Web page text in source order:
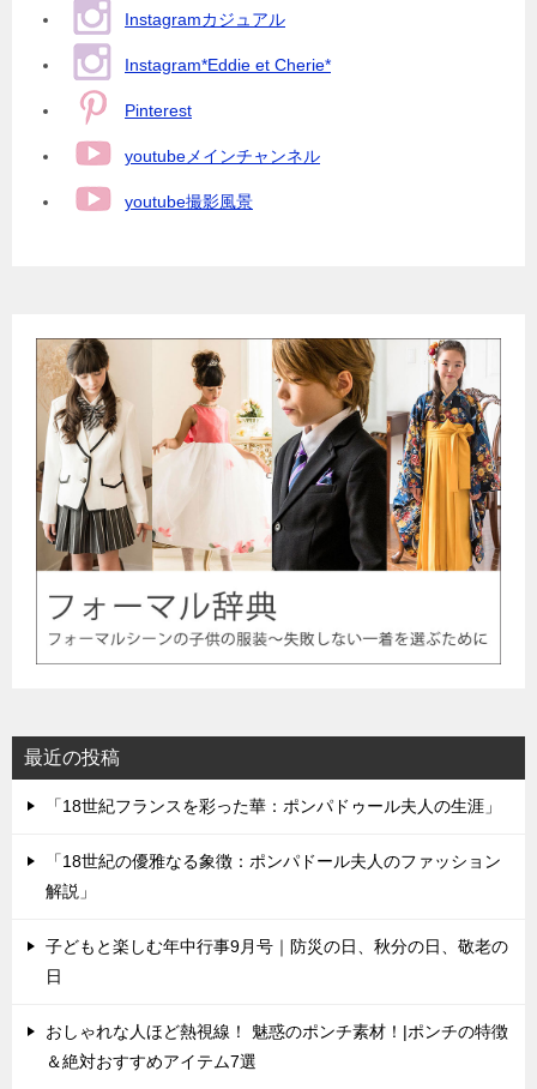
Instagramカジュアル
Instagram*Eddie et Cherie*
Pinterest
youtubeメインチャンネル
youtube撮影風景
最近の投稿
「18世紀フランスを彩った華：ポンパドゥール夫人の生涯」
「18世紀の優雅なる象徴：ポンパドール夫人のファッション
解説」
子どもと楽しむ年中行事9月号｜防災の日、秋分の日、敬老の
日
おしゃれな人ほど熱視線！ 魅惑のポンチ素材！|ポンチの特徴
＆絶対おすすめアイテム7選